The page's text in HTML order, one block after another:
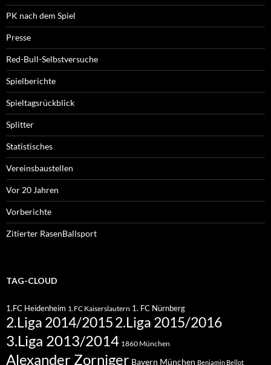
PK nach dem Spiel
Presse
Red-Bull-Selbstversuche
Spielberichte
Spieltagsrückblick
Splitter
Statistisches
Vereinsbaustellen
Vor 20 Jahren
Vorberichte
Zitierter RasenBallsport
TAG-CLOUD
1.FC Heidenheim 1.FC Kaiserslautern 1. FC Nürnberg
2.Liga 2014/20152.Liga 2015/2016
3.Liga 2013/2014 1860 München
Alexander Zorniger Bayern München Benjamin Bellot